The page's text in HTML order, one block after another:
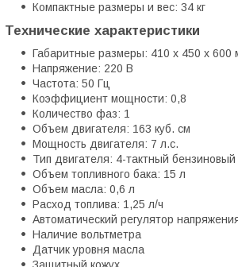
Компактные размеры и вес: 34 кг
Технические характеристики
Габаритные размеры: 410 x 450 x 600
Напряжение: 220 В
Частота: 50 Гц
Коэффициент мощности: 0,8
Количество фаз: 1
Объем двигателя: 163 куб. см
Мощность двигателя: 7 л.с.
Тип двигателя: 4-тактный бензиновый
Объем топливного бака: 15 л
Объем масла: 0,6 л
Расход топлива: 1,25 л/ч
Автоматический регулятор
Наличие вольтметра
Датчик уровня масла